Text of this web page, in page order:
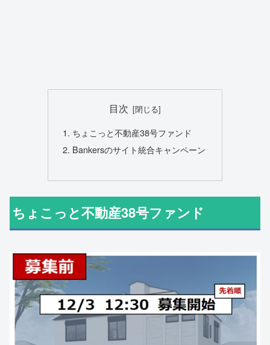
目次
ちょこっと不動産38号ファンド
Bankersのサイト統合キャンペーン
ちょこっと不動産38号ファンド